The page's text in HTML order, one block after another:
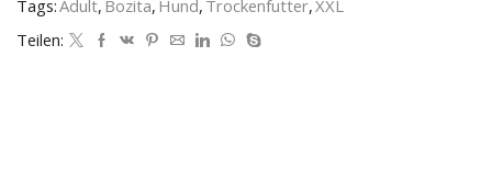
Tags:Adult, Bozita, Hund, Trockenfutter,XXL
Teilen: